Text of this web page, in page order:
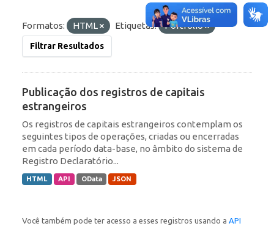
Formatos: HTML Etiquetas: Portfólio
Filtrar Resultados
Publicação dos registros de capitais
estrangeiros
Os registros de capitais estrangeiros contemplam os
seguintes tipos de operações, criadas ou encerradas
em cada período data-base, no âmbito do sistema de
Registro Declaratório...
HTML API OData JSON
Você também pode ter acesso a esses registros usando a API